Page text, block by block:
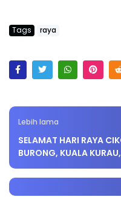
Tags raya
Lebih lama
SELAMAT HARI RAYA
BURONG, KUALA